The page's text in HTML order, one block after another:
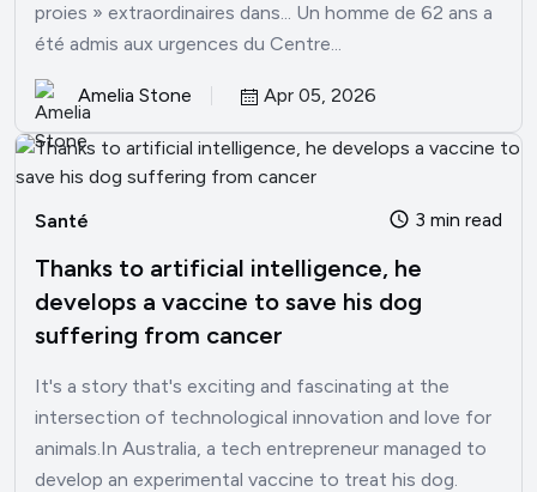
proies » extraordinaires dans... Un homme de 62 ans a
été admis aux urgences du Centre...
Amelia Stone Apr 05, 2026
Santé 3 min read
Thanks to artificial intelligence, he
develops a vaccine to save his dog
suffering from cancer
It's a story that's exciting and fascinating at the
intersection of technological innovation and love for
animals.In Australia, a tech entrepreneur managed to
develop an experimental vaccine to treat his dog.